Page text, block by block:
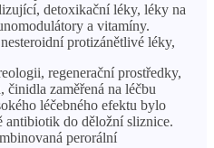
detoxikační léky, léky na
a vitamíny.
protizánětlivé léky,
regenerační prostředky,
činidla zaměřená na léčbu
léčebného efektu bylo
antibiotik do děložní sliznice.
perorální